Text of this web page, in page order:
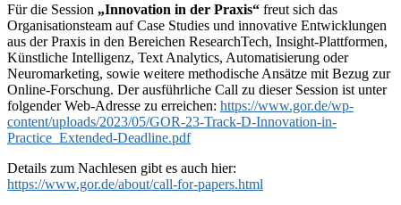
Für die Session „Innovation in der Praxis“ freut sich das
Organisationsteam auf Case Studies und innovative Entwicklungen
aus der Praxis in den Bereichen ResearchTech, Insight-Plattformen,
Künstliche Intelligenz, Text Analytics, Automatisierung oder
Neuromarketing, sowie weitere methodische Ansätze mit Bezug zur
Online-Forschung. Der ausführliche Call zu dieser Session ist unter
folgender Web-Adresse zu erreichen: https://www.gor.de/wp-
content/uploads/2023/05/GOR-23-Track-D-Innovation-in-
Practice_Extended-Deadline.pdf
Details zum Nachlesen gibt es auch hier:
https://www.gor.de/about/call-for-papers.html